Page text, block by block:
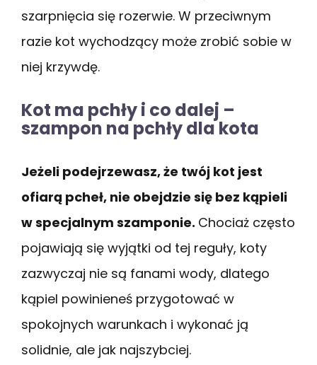
szarpnięcia się rozerwie. W przeciwnym
razie kot wychodzący może zrobić sobie w
niej krzywdę.
Kot ma pchły i co dalej –
szampon na pchły dla kota
Jeżeli podejrzewasz, że twój kot jest
ofiarą pcheł, nie obejdzie się bez kąpieli
w specjalnym szamponie. Chociaż często
pojawiają się wyjątki od tej reguły, koty
zazwyczaj nie są fanami wody, dlatego
kąpiel powinieneś przygotować w
spokojnych warunkach i wykonać ją
solidnie, ale jak najszybciej.